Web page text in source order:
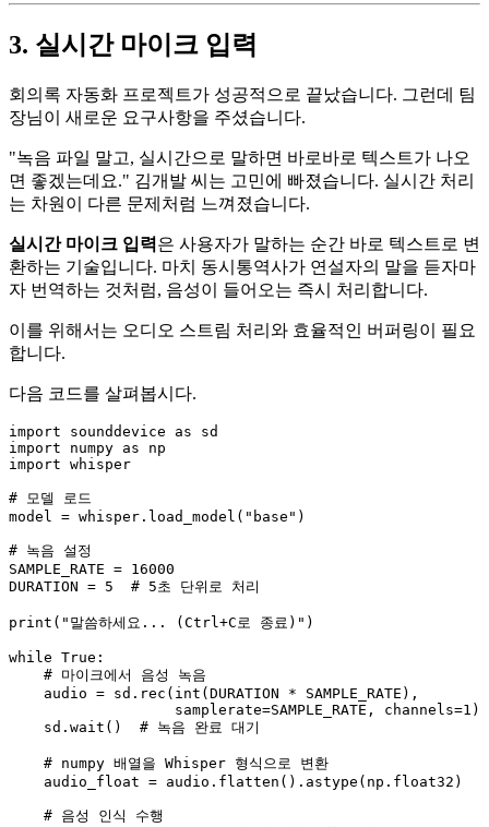
3. 실시간 마이크 입력
회의록 자동화 프로젝트가 성공적으로 끝났습니다. 그런데 팀
장님이 새로운 요구사항을 주셨습니다.
"녹음 파일 말고, 실시간으로 말하면 바로바로 텍스트가 나오
면 좋겠는데요." 김개발 씨는 고민에 빠졌습니다. 실시간 처리
는 차원이 다른 문제처럼 느껴졌습니다.
실시간 마이크 입력은 사용자가 말하는 순간 바로 텍스트로 변
환하는 기술입니다. 마치 동시통역사가 연설자의 말을 듣자마
자 번역하는 것처럼, 음성이 들어오는 즉시 처리합니다.
이를 위해서는 오디오 스트림 처리와 효율적인 버퍼링이 필요
합니다.
다음 코드를 살펴봅시다.
import sounddevice as
import numpy as
import whisper
# 모델 로드
model = whisper.load_model( "base" )
# 녹음 설정
SAMPLE_RATE = 16000
DURATION = 5 # 5초 단위로 처리
print ( "말씀하세요... (Ctrl+C로 종료)" )
while True :
# 마이크에서 음성 녹음
    audio = sd.rec(
int (DURATION * SAMPLE_RATE),
                   samplerate=SAMPLE_RATE, channels=
1 )
    sd.wait()
# 녹음 완료 대기
# numpy 배열을 Whisper 형식으로 변환
    audio_float = audio.flatten().astype(np.float32)
# 음성 인식 수행